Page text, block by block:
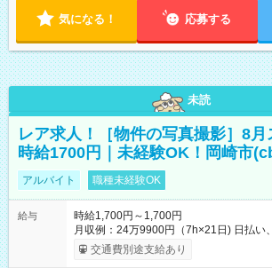
気になる！ 応募する
未読
レア求人！［物件の写真撮影］8
時給1700円｜未経験OK！岡崎市
アルバイト 職種未経験OK
給与
時給1,700円～1,700円
月収例：24万9900円（7h×21日) 日払い、週払いOK（規定有
り） 【試用期間】試用期間なし
交通費別途支給あり